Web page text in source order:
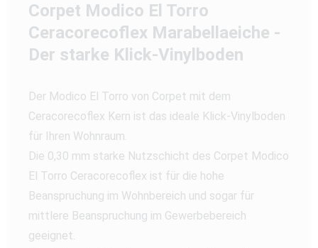
Corpet Modico El Torro
Ceracorecoflex Marabellaeiche -
Der starke Klick-Vinylboden
Der Modico El Torro von Corpet mit dem
Ceracorecoflex Kern ist das ideale Klick-Vinylboden
für Ihren Wohnraum.
Die 0,30 mm starke Nutzschicht des Corpet Modico
El Torro Ceracorecoflex ist für die hohe
Beanspruchung im Wohnbereich und sogar für
mittlere Beanspruchung im Gewerbebereich
geeignet.